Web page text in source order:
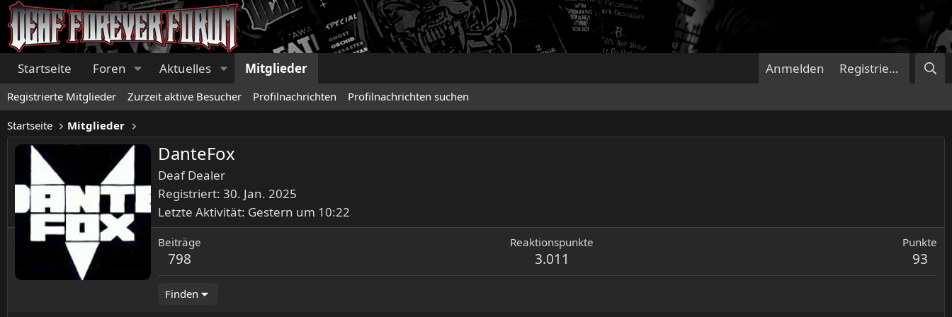
Startseite Foren Aktuelles Mitglieder Anmelden Registrieren
Registrierte Mitglieder Zurzeit aktive Besucher Profilnachrichten Profilnachrichten suchen
Startseite Mitglieder
DanteFox
Deaf Dealer
Registriert 30. Jan. 2025
Letzte Aktivität Gestern um 10:22
Beiträge
798
Reaktionspunkte
3.011
Punkte
93
Finden